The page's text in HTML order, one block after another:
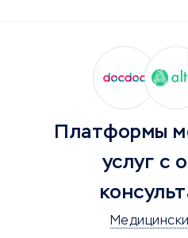
Платформы
услуг с